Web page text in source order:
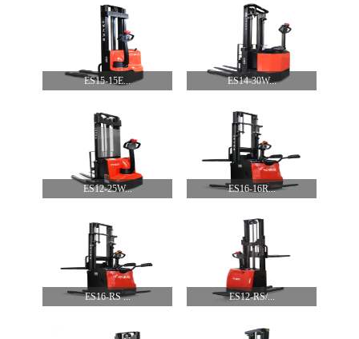
ES15-15E... ES14-30W...
ES12-25W... ES16-16R...
ES16-RS ... ES12-RS/...